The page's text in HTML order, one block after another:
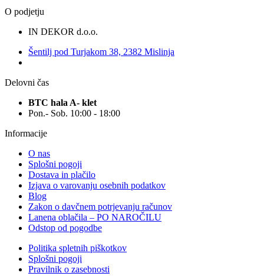
O podjetju
IN DEKOR d.o.o.
Šentilj pod Turjakom 38, 2382 Mislinja
Delovni čas
BTC hala A- klet
Pon.- Sob. 10:00 - 18:00
Informacije
O nas
Splošni pogoji
Dostava in plačilo
Izjava o varovanju osebnih podatkov
Blog
Zakon o davčnem potrjevanju računov
Lanena oblačila – PO NAROČILU
Odstop od pogodbe
Politika spletnih piškotkov
Splošni pogoji
Pravilnik o zasebnosti